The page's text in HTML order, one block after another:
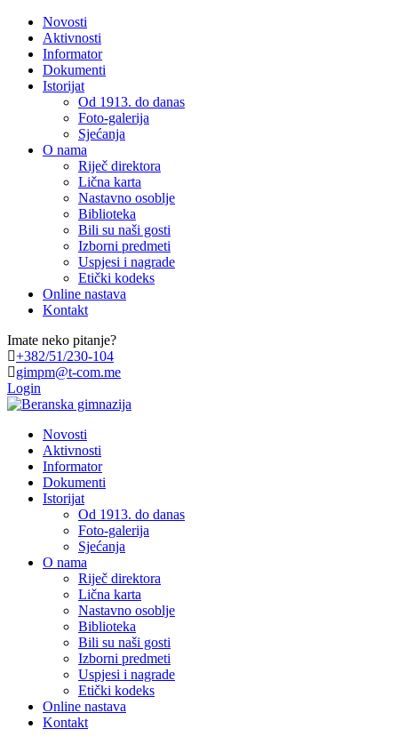
Novosti
Aktivnosti
Informator
Dokumenti
Istorijat
Od 1913. do danas
Foto-galerija
Sjećanja
O nama
Riječ direktora
Lična karta
Nastavno osoblje
Biblioteka
Bili su naši gosti
Izborni predmeti
Uspjesi i nagrade
Etički kodeks
Online nastava
Kontakt
Imate neko pitanje?
+382/51/230-104
gimpm@t-com.me
Login
Novosti
Aktivnosti
Informator
Dokumenti
Istorijat
Od 1913. do danas
Foto-galerija
Sjećanja
O nama
Riječ direktora
Lična karta
Nastavno osoblje
Biblioteka
Bili su naši gosti
Izborni predmeti
Uspjesi i nagrade
Etički kodeks
Online nastava
Kontakt